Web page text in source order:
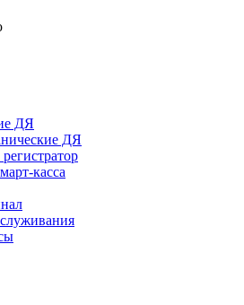
ДЯ
ДЯ
касса